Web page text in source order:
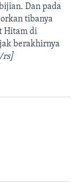
Dan pada
tibanya
Hitam di
berakhirnya
rs]